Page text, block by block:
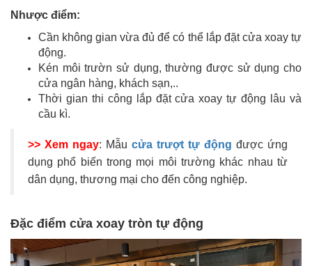
Nhược điểm:
Cần không gian vừa đủ để có thể lắp đặt cửa xoay tự
động.
Kén môi trườn sử dụng, thường được sử dụng cho
cửa ngân hàng, khách sạn,..
Thời gian thi công lắp đặt cửa xoay tự động lâu và
cầu kì.
>> Xem ngay: Mẫu cửa trượt tự động được ứng
dụng phổ biến trong mọi môi trường khác nhau từ
dân dụng, thương mại cho đến công nghiệp.
Đặc điểm cửa xoay tròn tự động